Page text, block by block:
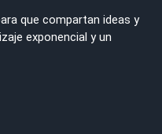
que compartan ideas y
exponencial y un